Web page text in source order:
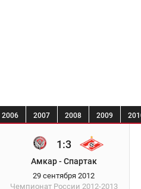
2006 2007 2008 2009
1:3
Амкар - Спартак
29 сентября 2012
Чемпионат России 2012-2013